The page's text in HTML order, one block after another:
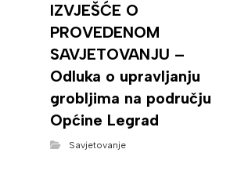
IZVJEŠĆE O
PROVEDENOM
SAVJETOVANJU –
Odluka o upravljanju
grobljima na području
Općine Legrad
Savjetovanje